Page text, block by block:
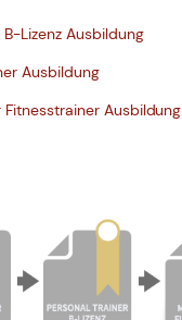
Lizenz Ausbildung
Ausbildung
Fitnesstrainer Ausbildung